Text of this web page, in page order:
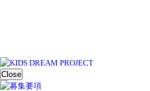
Close